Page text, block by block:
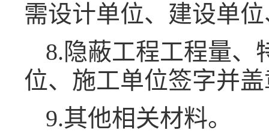
需设计单位、建设单
8.隐蔽工程工程量、
位、施工单位签字并
9.其他相关材料。